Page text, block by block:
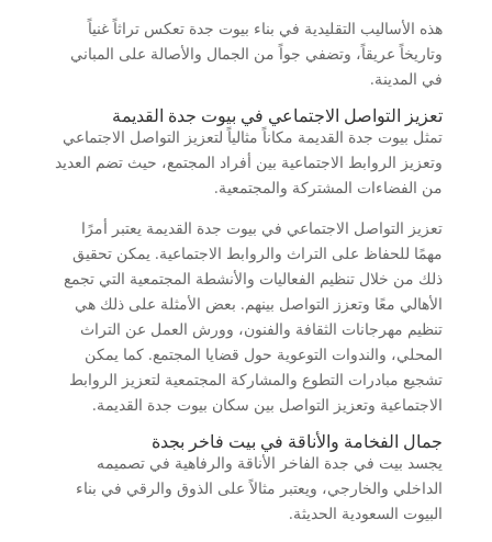
هذه الأساليب التقليدية في بناء بيوت جدة تعكس تراثاً غنياً
وتاريخاً عريقاً، وتضفي جواً من الجمال والأصالة على المباني
في المدينة.
تعزيز التواصل الاجتماعي في بيوت جدة القديمة
تمثل بيوت جدة القديمة مكاناً مثالياً لتعزيز التواصل الاجتماعي
وتعزيز الروابط الاجتماعية بين أفراد المجتمع، حيث تضم العديد
من الفضاءات المشتركة والمجتمعية.
تعزيز التواصل الاجتماعي في بيوت جدة القديمة يعتبر أمرًا
مهمًا للحفاظ على التراث والروابط الاجتماعية. يمكن تحقيق
ذلك من خلال تنظيم الفعاليات والأنشطة المجتمعية التي تجمع
الأهالي معًا وتعزز التواصل بينهم. بعض الأمثلة على ذلك هي
تنظيم مهرجانات الثقافة والفنون، وورش العمل عن التراث
المحلي، والندوات التوعوية حول قضايا المجتمع. كما يمكن
تشجيع مبادرات التطوع والمشاركة المجتمعية لتعزيز الروابط
الاجتماعية وتعزيز التواصل بين سكان بيوت جدة القديمة.
جمال الفخامة والأناقة في بيت فاخر بجدة
يجسد بيت في جدة الفاخر الأناقة والرفاهية في تصميمه
الداخلي والخارجي، ويعتبر مثالاً على الذوق والرقي في بناء
البيوت السعودية الحديثة.